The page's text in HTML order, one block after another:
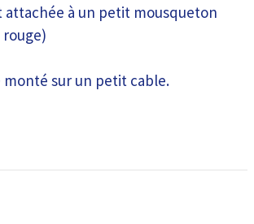
attachée à un petit mousqueton
sur un petit cable.